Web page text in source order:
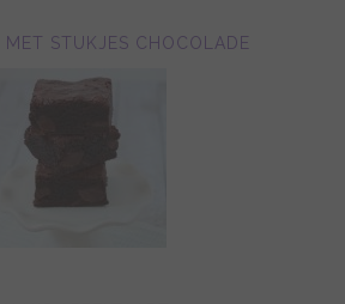
MET STUKJES CHOCOLADE